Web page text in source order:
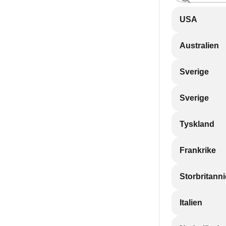
USA
Australien
Sverige
Sverige
Tyskland
Frankrike
Italien